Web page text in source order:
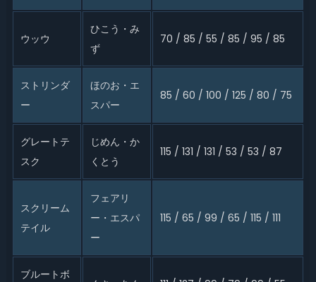
ウッウ
ひこう・み
ず
70 / 85 / 55 / 85 / 95 / 85
ストリンダ
ー
ほのお・エ
スパー
85 / 60 / 100 / 125 / 80 / 75
グレートテ
スク
じめん・か
くとう
115 / 131 / 131 / 53 / 53 / 87
スクリーム
テイル
フェアリ
ー・エスパ
ー
115 / 65 / 99 / 65 / 115 / 111
ブルートボ